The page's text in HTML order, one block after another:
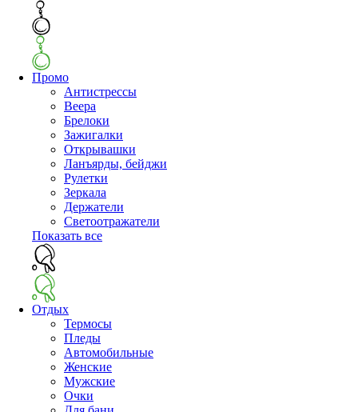
Промо
Антистрессы
Веера
Брелоки
Зажигалки
Открывашки
Ланъярды, бейджи
Рулетки
Зеркала
Держатели
Светоотражатели
Показать все
Отдых
Термосы
Пледы
Автомобильные
Женские
Мужские
Очки